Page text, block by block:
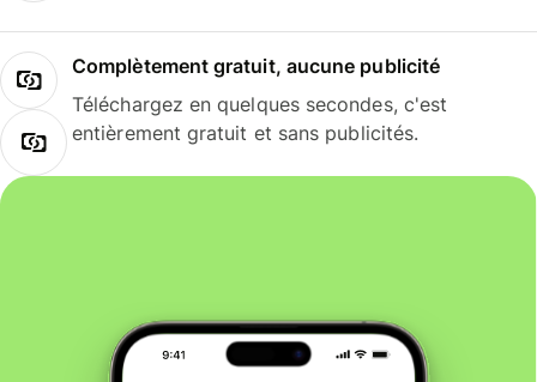
Complètement gratuit, aucune publicité
Téléchargez en quelques secondes, c'est
entièrement gratuit et sans publicités.